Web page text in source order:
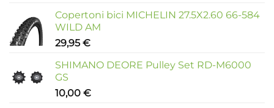
Copertoni bici MICHELIN 27.5X2.60 66-584
WILD AM
29,95 €
SHIMANO DEORE Pulley Set RD-M6000
GS
10,00 €